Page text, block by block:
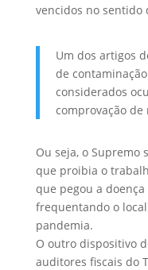
vencidos no
Um dos artigos
de
considerados
comprovação de
Ou seja, o Supremo
que proibia o
que pegou a
frequentando o
pandemia.
O outro dispositivo
auditores fiscais do